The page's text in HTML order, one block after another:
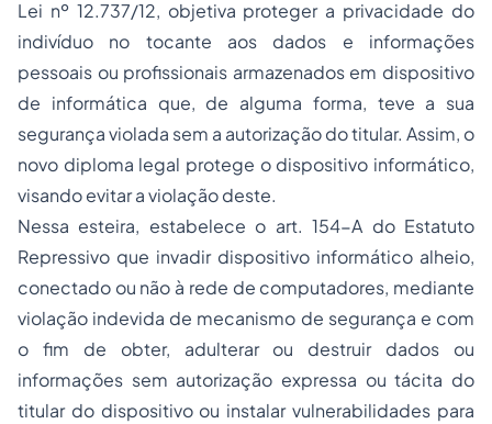
Lei nº 12.737/12, objetiva proteger a privacidade do
indivíduo no tocante aos dados e informações
pessoais ou profissionais armazenados em dispositivo
de informática que, de alguma forma, teve a sua
segurança violada sem a autorização do titular. Assim, o
novo diploma legal protege o dispositivo informático,
visando evitar a violação deste.
Nessa esteira, estabelece o art. 154-A do Estatuto
Repressivo que invadir dispositivo informático alheio,
conectado ou não à rede de computadores, mediante
violação indevida de mecanismo de segurança e com
o fim de obter, adulterar ou destruir dados ou
informações sem autorização expressa ou tácita do
titular do dispositivo ou instalar vulnerabilidades para